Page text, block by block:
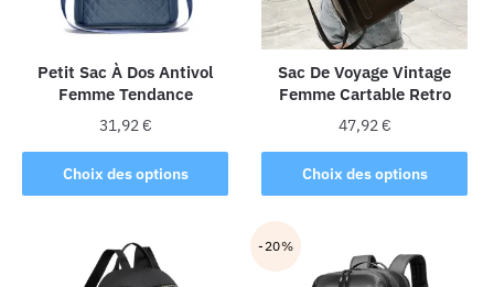
Petit Sac À Dos Antivol
Femme Tendance
31,92€
Choix des options
Ce
produit
plusieurs
variations.
Sac De Voyage Vintage
Femme Cartable Retro
47,92€
Choix des options
Ce
produit
variations.
-20%